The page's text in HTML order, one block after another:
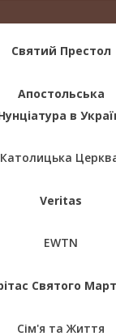
Святий Престол
Апостольська
в
Veritas
EWTN
Святого
Сім'я та Життя